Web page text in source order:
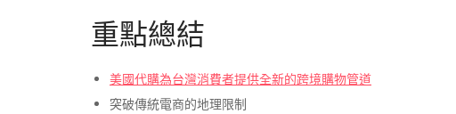
重點總結
美國代購為台灣消費者提供全新的跨境購物管道
突破傳統電商的地理限制